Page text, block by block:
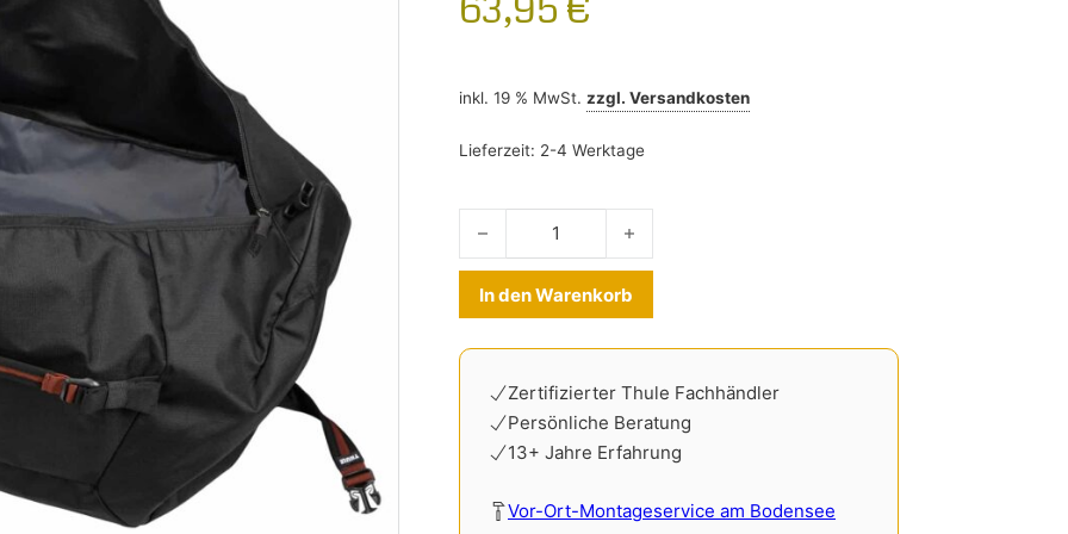
inkl. 19 % MwSt. zzgl. Versandkosten
Lieferzeit: 2-4 Werktage
Thule GoPack Reisetasche 8002 Menge
In den Warenkorb
Zertifizierter Thule Fachhändler
Persönliche Beratung
13+ Jahre Erfahrung
Vor-Ort-Montageservice am Bodensee